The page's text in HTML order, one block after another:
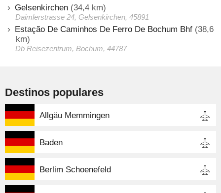
Gelsenkirchen (34,4 km)
Daimlerstrasse 24, Gelsenkirchen, 45891
Estação De Caminhos De Ferro De Bochum Bhf (38,6
km)
Db Reisezentrum, Bochum, 44787
Destinos populares
Allgäu Memmingen
Baden
Berlim Schoenefeld